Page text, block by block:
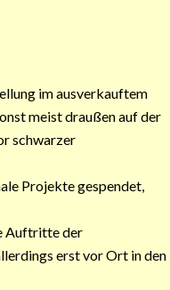
im ausverkauftem
meist draußen auf der
schwarzer
Projekte gespendet,
Auftritte der
erst vor Ort in den